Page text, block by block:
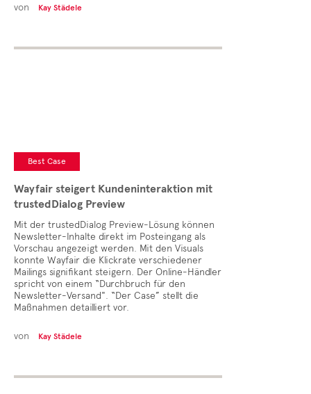
von Kay Städele
Best Case
Wayfair steigert Kundeninteraktion mit
trustedDialog Preview
Mit der trustedDialog Preview-Lösung können
Newsletter-Inhalte direkt im Posteingang als
Vorschau angezeigt werden. Mit den Visuals
konnte Wayfair die Klickrate verschiedener
Mailings signifikant steigern. Der Online-Händler
spricht von einem “Durchbruch für den
Newsletter-Versand". “Der Case” stellt die
Maßnahmen detailliert vor.
von Kay Städele